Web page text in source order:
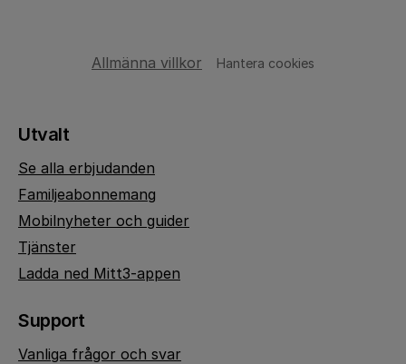
Allmänna villkor Hantera cookies
Utvalt
Se alla erbjudanden
Familjeabonnemang
Mobilnyheter och guider
Tjänster
Ladda ned Mitt3-appen
Support
Vanliga frågor och svar